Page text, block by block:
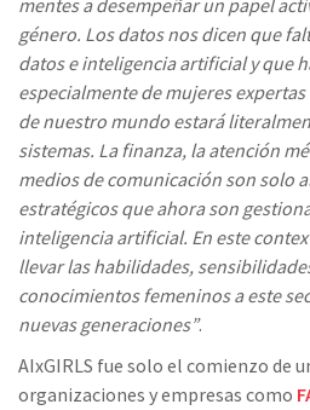
mentes a desempeñar un papel
género. Los datos nos dicen que
datos e inteligencia artificial y que
especialmente de mujeres
de nuestro mundo estará
sistemas. La finanza, la atención
medios de comunicación son solo
estratégicos que ahora son
inteligencia artificial. En este
llevar las habilidades,
conocimientos femeninos a este
nuevas generaciones”.
AIxGIRLS fue solo el comienzo de
organizaciones y empresas como